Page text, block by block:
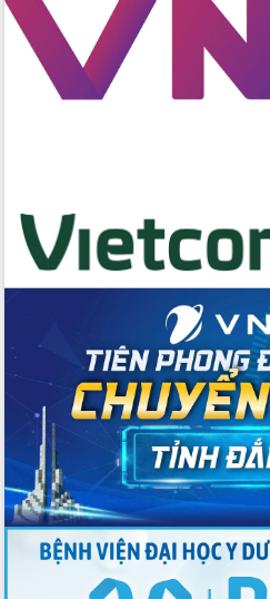
cấp xã
Đắk Lắk phát động hưởng ứng Ngày
Quyền của người tiêu dùng Việt Nam
Lương Văn Chánh năm 2026
Phó Bí thư Tỉnh ủy Đắk Lắk Đỗ Hữu
Huy giữ chức Bí thư Đảng ủy Ủy Ban
Nhân dân tỉnh
Bệnh án điện tử thúc đẩy chuyển đổi
Chuyển đổi số thư viện: Mở rộng
không gian tri thức trong thời đại số
Đánh giá, rút kinh nghiệm công tác tổ
chức diễn tập trước ngày bầu cử
Chương trình “Gặp gỡ hữu nghị –
Friendship Meeting New Year 2026”
Bầu cử Quốc hội và HĐND: Cử tri Đắk
Lắk gửi gắm niềm tin, kỳ vọng vào lá
phiếu
Đắk Lắk sẵn sàng các điều kiện cho